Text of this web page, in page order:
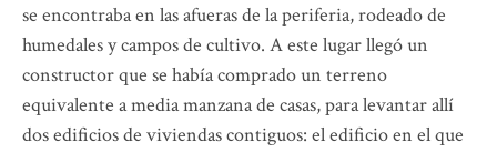
se encontraba en las afueras de la periferia, rodeado de
humedales y campos de cultivo. A este lugar llegó un
constructor que se había comprado un terreno
equivalente a media manzana de casas, para levantar allí
dos edificios de viviendas contiguos: el edificio en el que